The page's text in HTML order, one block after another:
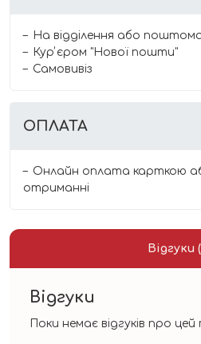
На відділення або
Курʼєром "Нової пошти"
Самовивіз
ОПЛАТА
Онлайн оплата карткою
отриманні
Відгуки
Відгуки
Поки немає відгуків про